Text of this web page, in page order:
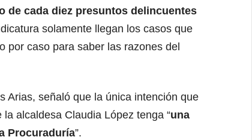
de cada diez presuntos delincuentes
solamente llegan los casos que
por caso para saber las razones del
Arias, señaló que la única intención que
alcaldesa Claudia López tenga “una
Procuraduría”.